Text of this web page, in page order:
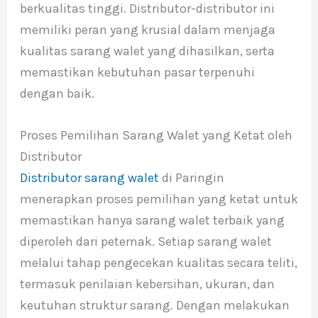
berkualitas tinggi. Distributor-distributor ini
memiliki peran yang krusial dalam menjaga
kualitas sarang walet yang dihasilkan, serta
memastikan kebutuhan pasar terpenuhi
dengan baik.
Proses Pemilihan Sarang Walet yang Ketat oleh
Distributor
Distributor sarang walet di Paringin
menerapkan proses pemilihan yang ketat untuk
memastikan hanya sarang walet terbaik yang
diperoleh dari peternak. Setiap sarang walet
melalui tahap pengecekan kualitas secara teliti,
termasuk penilaian kebersihan, ukuran, dan
keutuhan struktur sarang. Dengan melakukan